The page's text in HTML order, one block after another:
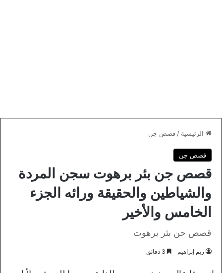
الرئيسية / قصص جن
قصص جن
قصص جن بئر برهوت سجن المردة
والشياطين والحقيقة ورائه الجزء
الخامس والأخير
قصص جن بئر برهوت
ريم إبراهيم